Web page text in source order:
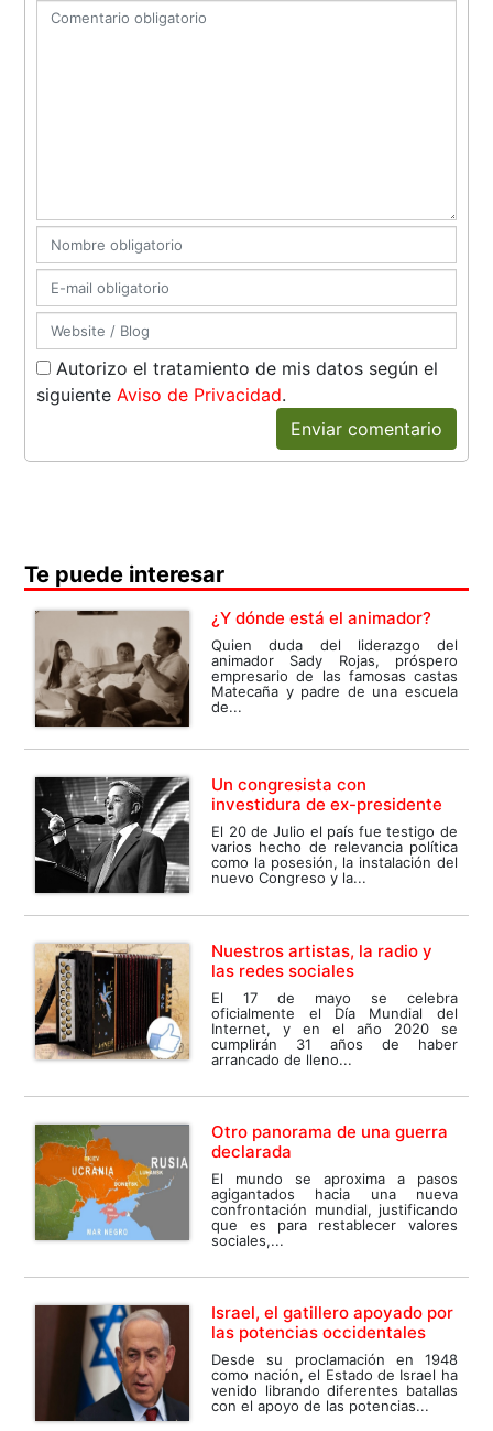
Autorizo el tratamiento de mis datos según el
siguienteAviso de Privacidad.
Enviar comentario
Te puede interesar
¿Y dónde está el animador?
Quien duda del liderazgo del
animador Sady Rojas, próspero
empresario de las famosas castas
Matecaña y padre de una escuela
de...
Un congresista con
investidura de ex-presidente
El 20 de Julio el país fue testigo de
varios hecho de relevancia política
como la posesión, la instalación del
nuevo Congreso y la...
Nuestros artistas, la radio y
las redes sociales
El 17 de mayo se celebra
oficialmente el Día Mundial del
Internet, y en el año 2020 se
cumplirán 31 años de haber
arrancado de lleno...
Otro panorama de una guerra
declarada
El mundo se aproxima a pasos
agigantados hacia una nueva
confrontación mundial, justificando
que es para restablecer valores
sociales,...
Israel, el gatillero apoyado por
las potencias occidentales
Desde su proclamación en 1948
como nación, el Estado de Israel ha
venido librando diferentes batallas
con el apoyo de las potencias...